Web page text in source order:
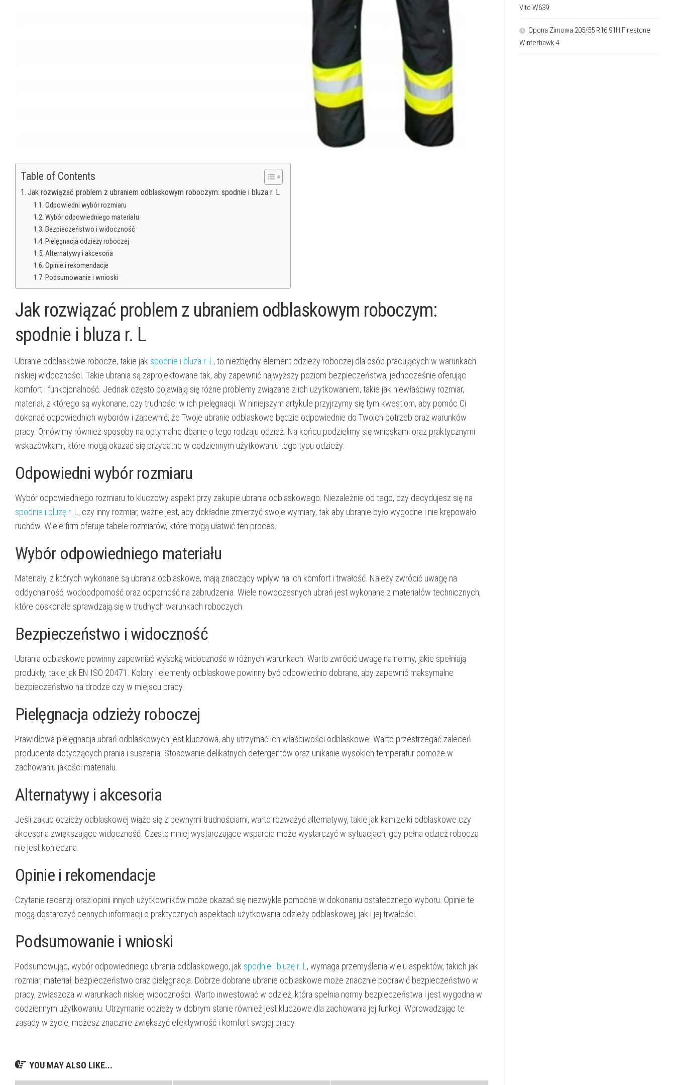
Table of Contents
Jak rozwiązać problem z ubraniem odblaskowym roboczym: spodnie i bluza r. L
Odpowiedni wybór rozmiaru
Wybór odpowiedniego materiału
Bezpieczeństwo i widoczność
Pielęgnacja odzieży roboczej
Alternatywy i akcesoria
Opinie i rekomendacje
Podsumowanie i wnioski
Jak rozwiązać problem z ubraniem odblaskowym roboczym:
spodnie i bluza r. L
Ubranie odblaskowe robocze, takie jak spodnie i bluza r. L , to niezbędny element odzieży roboczej dla osób pracujących w warunkach
niskiej widoczności. Takie ubrania są zaprojektowane tak, aby zapewnić najwyższy poziom bezpieczeństwa, jednocześnie oferując
komfort i funkcjonalność. Jednak często pojawiają się różne problemy związane z ich użytkowaniem, takie jak niewłaściwy rozmiar,
materiał, z którego są wykonane, czy trudności w ich pielęgnacji. W niniejszym artykule przyjrzymy się tym kwestiom, aby pomóc Ci
dokonać odpowiednich wyborów i zapewnić, że Twoje ubranie odblaskowe będzie odpowiednie do Twoich potrzeb oraz warunków
pracy. Omówimy również sposoby na optymalne dbanie o tego rodzaju odzież. Na końcu podzielimy się wnioskami oraz praktycznymi
wskazówkami, które mogą okazać się przydatne w codziennym użytkowaniu tego typu odzieży.
Odpowiedni wybór rozmiaru
Wybór odpowiedniego rozmiaru to kluczowy aspekt przy zakupie ubrania odblaskowego. Niezależnie od tego, czy decydujesz się na
spodnie i bluzę r. L , czy inny rozmiar, ważne jest, aby dokładnie zmierzyć swoje wymiary, tak aby ubranie było wygodne i nie krępowało
ruchów. Wiele firm oferuje tabele rozmiarów, które mogą ułatwić ten proces.
Wybór odpowiedniego materiału
Materiały, z których wykonane są ubrania odblaskowe, mają znaczący wpływ na ich komfort i trwałość. Należy zwrócić uwagę na
oddychalność, wodoodporność oraz odporność na zabrudzenia. Wiele nowoczesnych ubrań jest wykonane z materiałów technicznych,
które doskonale sprawdzają się w trudnych warunkach roboczych.
Bezpieczeństwo i widoczność
Ubrania odblaskowe powinny zapewniać wysoką widoczność w różnych warunkach. Warto zwrócić uwagę na normy, jakie spełniają
produkty, takie jak EN ISO 20471. Kolory i elementy odblaskowe powinny być odpowiednio dobrane, aby zapewnić maksymalne
bezpieczeństwo na drodze czy w miejscu pracy.
Pielęgnacja odzieży roboczej
Prawidłowa pielęgnacja ubrań odblaskowych jest kluczowa, aby utrzymać ich właściwości odblaskowe. Warto przestrzegać zaleceń
producenta dotyczących prania i suszenia. Stosowanie delikatnych detergentów oraz unikanie wysokich temperatur pomoże w
zachowaniu jakości materiału.
Alternatywy i akcesoria
Jeśli zakup odzieży odblaskowej wiąże się z pewnymi trudnościami, warto rozważyć alternatywy, takie jak kamizelki odblaskowe czy
akcesoria zwiększające widoczność. Często mniej wystarczające wsparcie może wystarczyć w sytuacjach, gdy pełna odzież robocza
nie jest konieczna.
Opinie i rekomendacje
Czytanie recenzji oraz opinii innych użytkowników może okazać się niezwykle pomocne w dokonaniu ostatecznego wyboru. Opinie te
mogą dostarczyć cennych informacji o praktycznych aspektach użytkowania odzieży odblaskowej, jak i jej trwałości.
Podsumowanie i wnioski
Podsumowując, wybór odpowiedniego ubrania odblaskowego, jak spodnie i bluzę r. L , wymaga przemyślenia wielu aspektów, takich jak
rozmiar, materiał, bezpieczeństwo oraz pielęgnacja. Dobrze dobrane ubranie odblaskowe może znacznie poprawić bezpieczeństwo w
pracy, zwłaszcza w warunkach niskiej widoczności. Warto inwestować w odzież, która spełnia normy bezpieczeństwa i jest wygodna w
codziennym użytkowaniu. Utrzymanie odzieży w dobrym stanie również jest kluczowe dla zachowania jej funkcji. Wprowadzając te
zasady w życie, możesz znacznie zwiększyć efektywność i komfort swojej pracy.
YOU MAY ALSO LIKE...
Vito W639
Opona Zimowa 205/55 R16 91H Firestone
Winterhawk 4